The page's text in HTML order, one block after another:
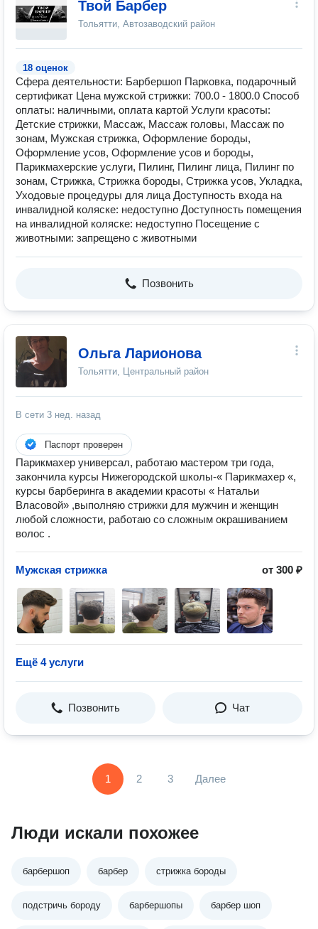
Твой Барбер
Тольятти, Автозаводский район
18 оценок
Сфера деятельности: Барбершоп Парковка, подарочный
сертификат Цена мужской стрижки: 700.0 - 1800.0 Способ
оплаты: наличными, оплата картой Услуги красоты:
Детские стрижки, Массаж, Массаж головы, Массаж по
зонам, Мужская стрижка, Оформление бороды,
Оформление усов, Оформление усов и бороды,
Парикмахерские услуги, Пилинг, Пилинг лица, Пилинг по
зонам, Стрижка, Стрижка бороды, Стрижка усов, Укладка,
Уходовые процедуры для лица Доступность входа на
инвалидной коляске: недоступно Доступность помещения
на инвалидной коляске: недоступно Посещение с
животными: запрещено с животными
Позвонить
Ольга Ларионова
Тольятти, Центральный район
В сети 3 нед. назад
Паспорт проверен
Парикмахер универсал, работаю мастером три года,
закончила курсы Нижегородской школы-« Парикмахер «,
курсы барберинга в академии красоты « Натальи
Власовой» ,выполняю стрижки для мужчин и женщин
любой сложности, работаю со сложным окрашиванием
волос .
Мужская стрижка от 300 ₽
Ещё 4 услуги
Позвонить Чат
1 2 3 Далее
Люди искали похожее
барбершоп барбер стрижка бороды
подстричь бороду барбершопы барбер шоп